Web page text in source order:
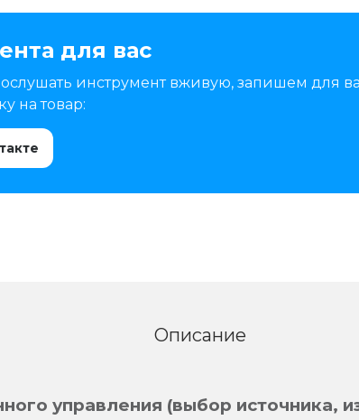
для вас
инструмент вживую, запишем для
на товар:
Описание
управления (выбор источника,